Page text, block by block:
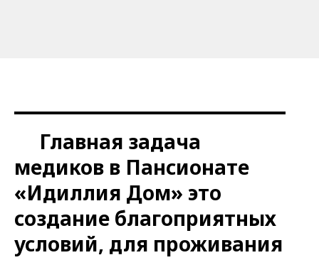
Главная задача
медиков в Пансионате
«Идиллия Дом» это
создание благоприятных
условий, для проживания